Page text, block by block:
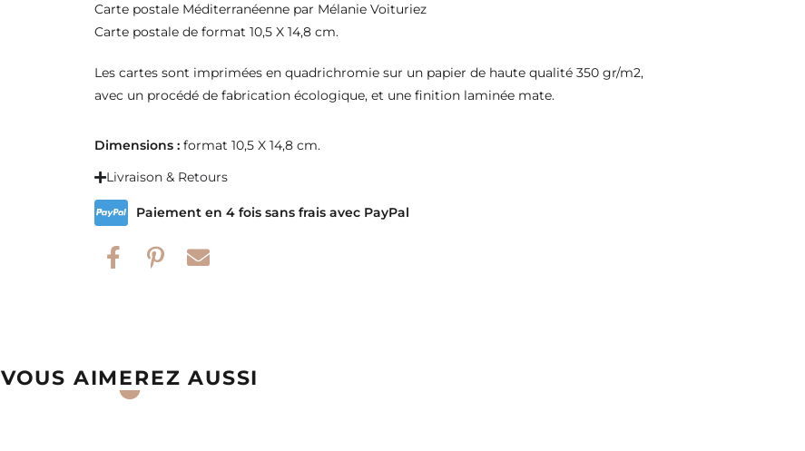
Carte postale Méditerranéenne par Mélanie Voituriez
Carte postale de format 10,5 X 14,8 cm.
Les cartes sont imprimées en quadrichromie sur un papier de haute qualité 350 gr/m2,
avec un procédé de fabrication écologique, et une finition laminée mate.
Dimensions : format 10,5 X 14,8 cm.
Livraison & Retours
Paiement en 4 fois sans frais avec PayPal
VOUS AIMEREZ AUSSI